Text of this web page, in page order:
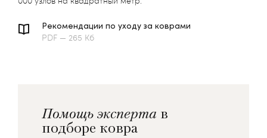
Рекомендации по уходу за коврами
PDF — 265 Кб
Помощь эксперта в
подборе ковра